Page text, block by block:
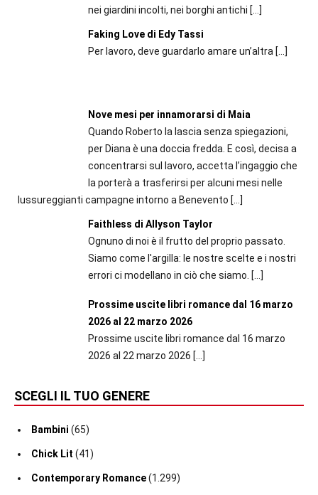
nei giardini incolti, nei borghi antichi […]
Faking Love di Edy Tassi
Per lavoro, deve guardarlo amare un’altra[…]
Nove mesi per innamorarsi di Maia
Quando Roberto la lascia senza spiegazioni,
per Diana è una doccia fredda. E così, decisa a
concentrarsi sul lavoro, accetta l’ingaggio che
la porterà a trasferirsi per alcuni mesi nelle
lussureggianti campagne intorno a Benevento […]
Faithless di Allyson Taylor
Ognuno di noi è il frutto del proprio passato.
Siamo come l'argilla: le nostre scelte e i nostri
errori ci modellano in ciò che siamo. […]
Prossime uscite libri romance dal 16 marzo
2026 al 22 marzo 2026
Prossime uscite libri romance dal 16 marzo
2026 al 22 marzo 2026 […]
SCEGLI IL TUO GENERE
Bambini (65)
Chick Lit (41)
Contemporary Romance(1.299)